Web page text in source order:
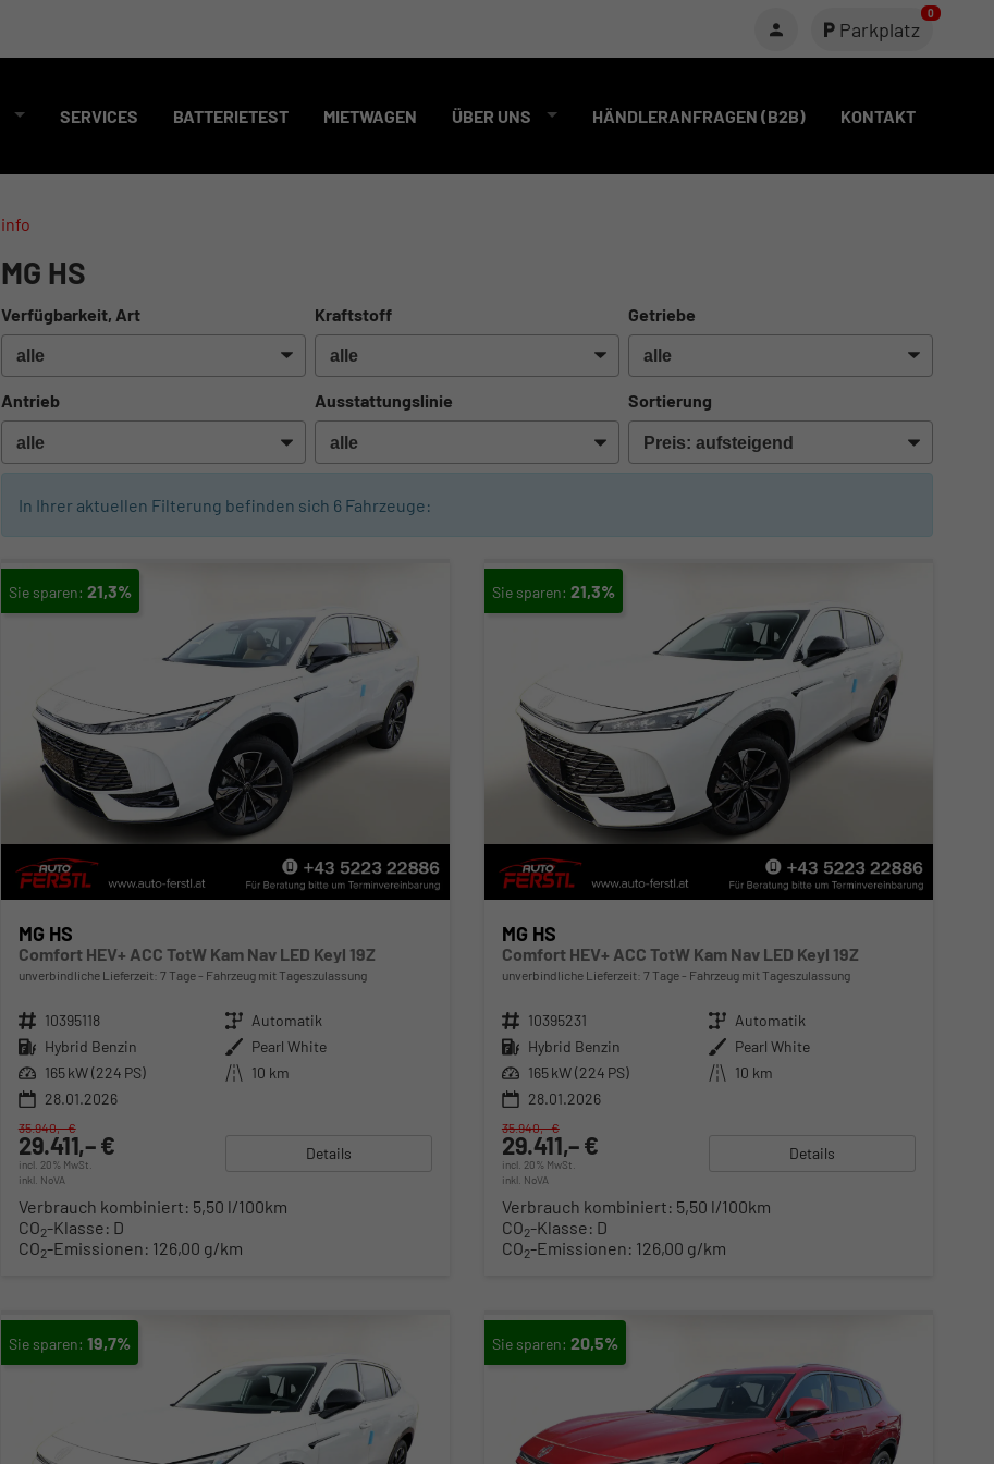
Parkplatz
0
SERVICES BATTERIETEST MIETWAGEN ÜBER UNS HÄNDLERANFRAGEN (B2B) KONTAKT
info
MG HS
Verfügbarkeit, Art Kraftstoff Getriebe
Antrieb Ausstattungslinie Sortierung
In Ihrer aktuellen Filterung befinden sich 6Fahrzeuge:
21,3%
MG HS
Comfort HEV+ ACC TotW Kam Nav LED Keyl 19Z
unverbindliche Lieferzeit: 7 Tage Fahrzeug mit Tageszulassung
Fahrzeugnr. 10395118 Getriebe Automatik
Kraftstoff Hybrid Benzin Außenfarbe Pearl White
Leistung 165 kW (224 PS) Kilometerstand 10 km
28.01.2026
29.411,– €
incl. 20% MwSt.
inkl. NoVA
35.940,– €
Details
Verbrauch kombiniert: 5,50 l/100km
CO2-Klasse: D
CO2-Emissionen: 126,00 g/km
21,3%
MG HS
Comfort HEV+ ACC TotW Kam Nav LED Keyl 19Z
unverbindliche Lieferzeit: 7 Tage Fahrzeug mit Tageszulassung
Fahrzeugnr. 10395231 Getriebe Automatik
Kraftstoff Hybrid Benzin Außenfarbe Pearl White
Leistung 165 kW (224 PS) Kilometerstand 10 km
28.01.2026
29.411,– €
incl. 20% MwSt.
inkl. NoVA
35.940,– €
Details
Verbrauch kombiniert: 5,50 l/100km
CO2-Klasse: D
CO2-Emissionen: 126,00 g/km
19,7% 20,5%